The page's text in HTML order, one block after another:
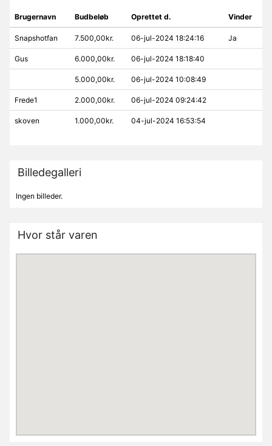
Brugernavn Budbeløb Oprettet d. Vinder
Snapshotfan 7.500,00kr. 06-jul-2024 18:24:16 Ja
Gus 6.000,00kr. 06-jul-2024 18:18:40
5.000,00kr. 06-jul-2024 10:08:49
Frede1 2.000,00kr. 06-jul-2024 09:24:42
skoven 1.000,00kr. 04-jul-2024 16:53:54
Billedegalleri
Ingen billeder.
Hvor står varen